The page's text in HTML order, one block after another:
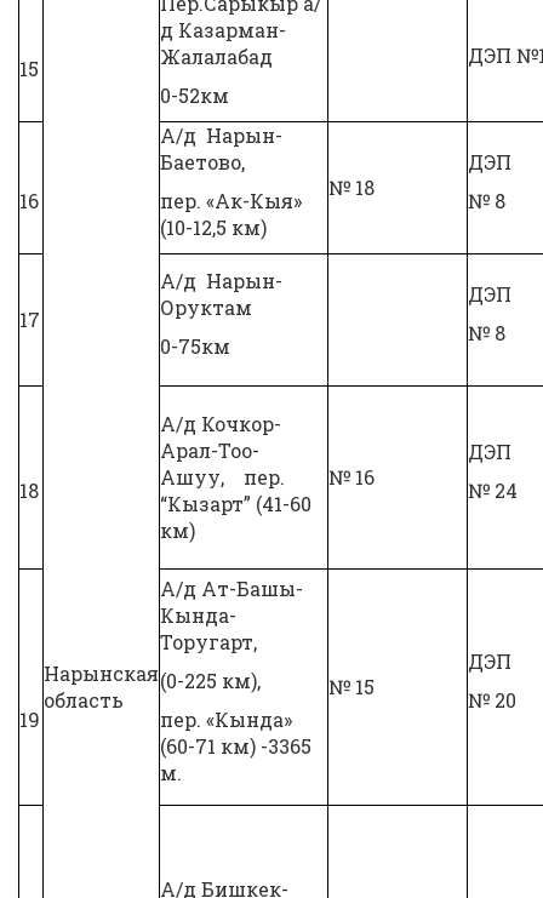
Нарынская
область
15
д Казарман-
Жалалабад
0-52км
ДЭП
16
А/д Нарын-
Баетово,
пер. «Ак-Кыя»
(10-12,5 км)
№ 18
ДЭП
№ 8
17
А/д Нарын-
Оруктам
0-75км
ДЭП
№ 8
18
А/д Кочкор-
Арал-Тоо-
Ашуу, пер.
“Кызарт” (41-60
км)
№ 16
ДЭП
№ 24
19
А/д Ат-Башы-
Кында-
Торугарт,
(0-225 км),
пер. «Кында»
(60-71 км) -3365
м.
№ 15
ДЭП
№ 20
А/д Бишкек-